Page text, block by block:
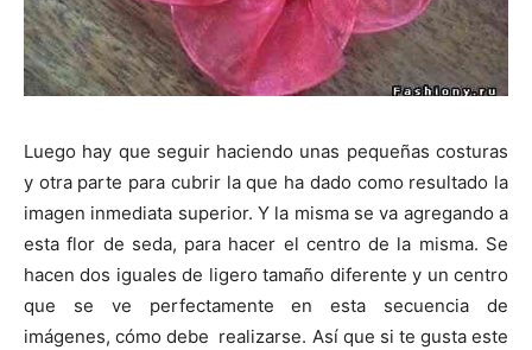
Luego hay que seguir haciendo unas pequeñas costuras
y otra parte para cubrir la que ha dado como resultado la
imagen inmediata superior. Y la misma se va agregando a
esta flor de seda, para hacer el centro de la misma. Se
hacen dos iguales de ligero tamaño diferente y un centro
que se ve perfectamente en esta secuencia de
imágenes, cómo debe realizarse. Así que si te gusta este